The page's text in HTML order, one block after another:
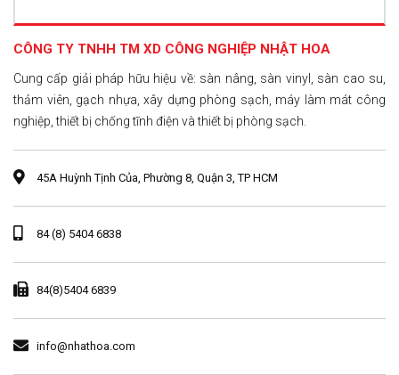
CÔNG TY TNHH TM XD CÔNG NGHIỆP NHẬT HOA
Cung cấp giải pháp hữu hiệu về: sàn nâng, sàn vinyl, sàn cao su,
thảm viên, gạch nhựa, xây dựng phòng sạch, máy làm mát công
nghiệp, thiết bị chống tĩnh điện và thiết bị phòng sạch.
45A Huỳnh Tịnh Của, Phường 8, Quận 3, TP HCM
84 (8) 5404 6838
84(8)5404 6839
info@nhathoa.com